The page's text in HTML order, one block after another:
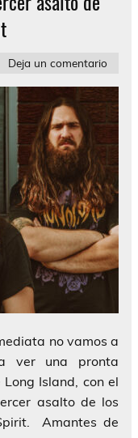
Deja un comentario
no vamos a
ver una pronta
Island, con el
asalto de los
Amantes de